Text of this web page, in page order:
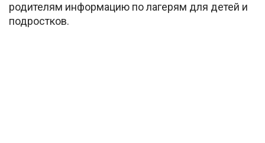
родителям информацию по лагерям для детей и
подростков.